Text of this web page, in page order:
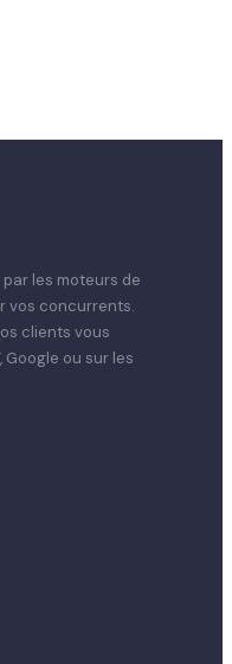
les moteurs de
vos concurrents.
clients vous
ou sur les